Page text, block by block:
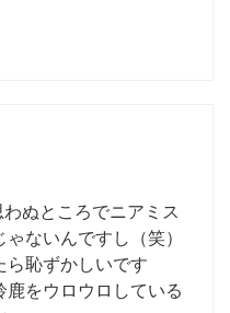
ぬところでニアミス
ないんですし（笑）
恥ずかしいです
をウロウロしている